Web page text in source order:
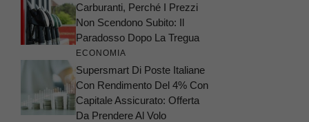
Carburanti, Perché I Prezzi
Non Scendono Subito: Il
Paradosso Dopo La Tregua
ECONOMIA
Supersmart Di Poste Italiane
Con Rendimento Del 4% Con
Capitale Assicurato: Offerta
Da Prendere Al Volo